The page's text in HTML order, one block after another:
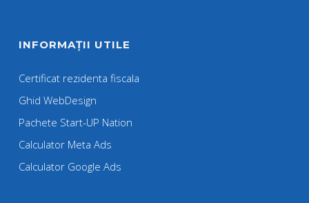
INFORMAȚII UTILE
Certificat rezidenta fiscala
Ghid WebDesign
Pachete Start-UP Nation
Calculator Meta Ads
Calculator Google Ads